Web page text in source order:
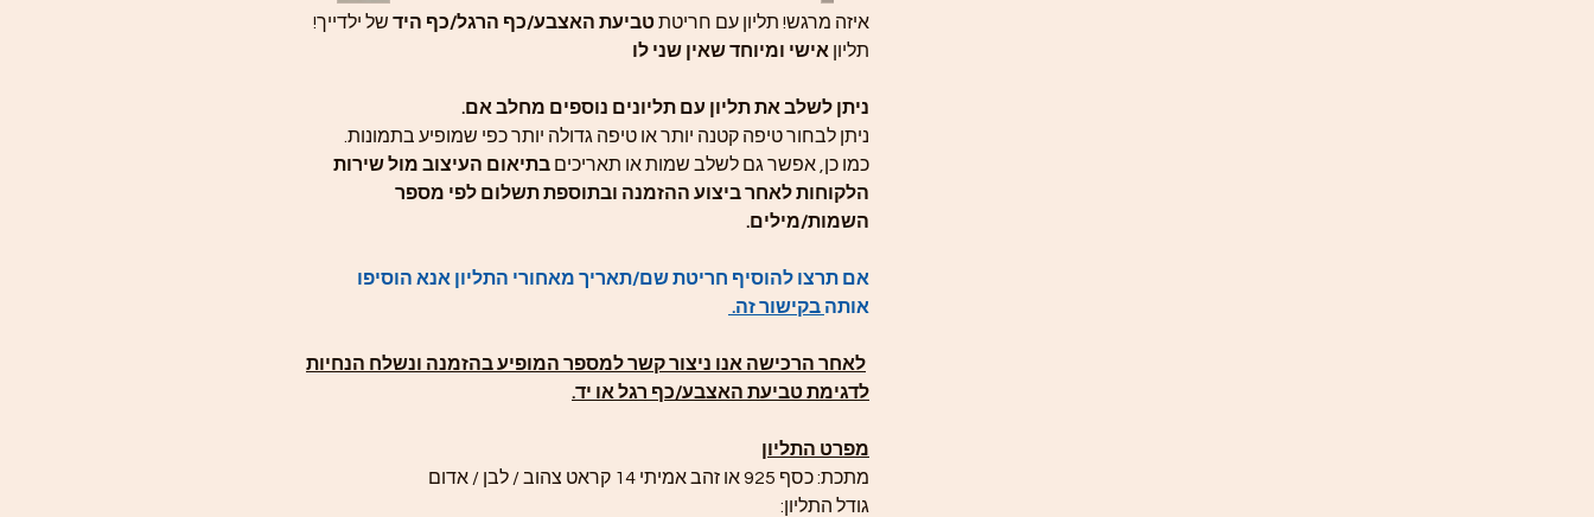
איזה מרגש! תליון עם חריטתטביעת האצבע/כף הרגל/כף היד של ילדייך!
תליון אישי ומיוחד שאין שני לו
ניתן לשלב את תליון עם תליונים נוספים מחלב אם.
ניתן לבחור טיפה קטנה יותר או טיפה גדולה יותר כפי שמופיע בתמונות.
כמו כן, אפשר גם לשלב שמות או תאריכים בתיאום העיצוב מול שירות
הלקוחות לאחר ביצוע ההזמנה ובתוספת תשלום לפי מספר
השמות/מילים.
אם תרצו להוסיף חריטת שם/תאריך מאחורי התליון אנא הוסיפו
אותה בקישור זה.
לאחר הרכישה אנו ניצור קשר למספר המופיע בהזמנה ונשלח הנחיות
לדגימת טביעת האצבע/כף רגל או יד.
מפרט התליון
מתכת: כסף 925 או זהב אמיתי 14 קראט צהוב / לבן / אדום
גודל התליון: